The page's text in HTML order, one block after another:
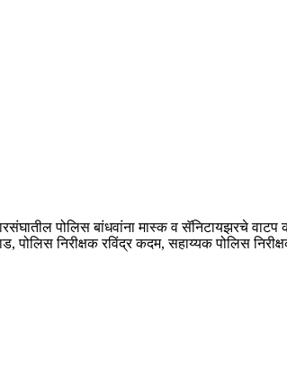
पोलिस बांधवांना मास्क व सॅनिटायझरचे
पोलिस निरीक्षक रविंद्र कदम, सहाय्यक पोलिस